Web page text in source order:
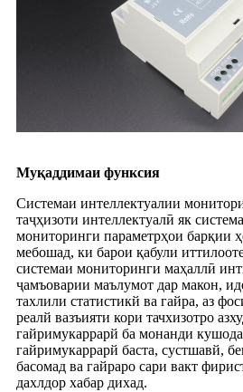
Муқаддимаи функсия
Системаи интеллектуалии
таҷҳизоти интеллектуалӣ як
мониторинги параметрҳои барқии
мебошад, ки барои қабули
системаи мониторинги маҳаллӣ
ҷамъоварии маълумот дар макон,
тахлили статистикй ва гайра, аз
реалй вазъияти кори тачхизотро
гайримукаррарй ба монанди
гайримукаррарй баста, сустшавй,
басомад ва гайраро сари вакт
дахлдор хабар дихад.